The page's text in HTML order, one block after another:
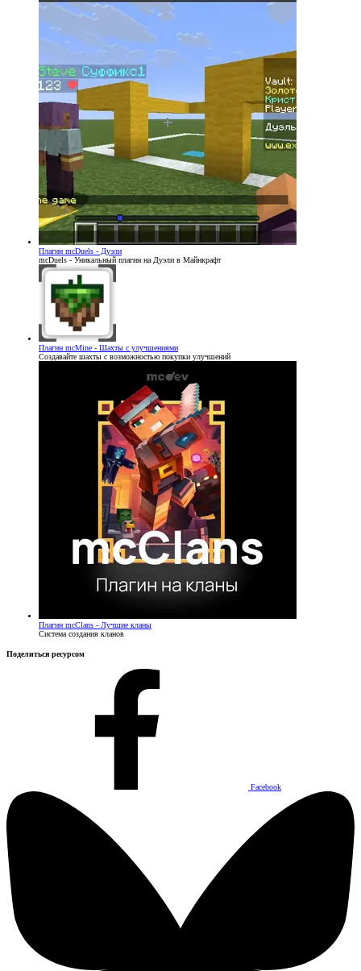
Плагин mcDuels - Дуэли
mcDuels - Уникальный плагин на Дуэли в Майнкрафт
Плагин mcMine - Шахты с улучшениями
Создавайте шахты с возможностью покупки улучшений
Плагин mcClans - Лучшие кланы
Система создания кланов
Поделиться ресурсом
Facebook